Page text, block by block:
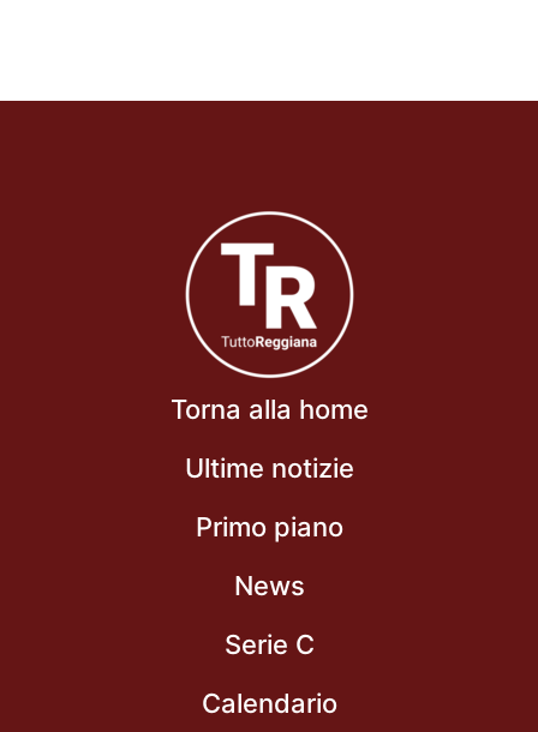
Torna alla home
Ultime notizie
Primo piano
News
Serie C
Calendario